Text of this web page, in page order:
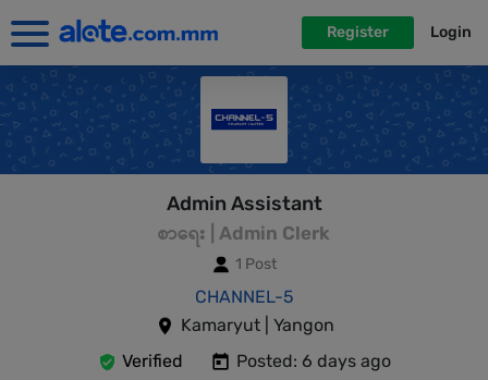
Register Login
Admin Assistant
စာရေး | Admin Clerk
1 Post
CHANNEL-5
Kamaryut | Yangon
Verified
Posted: 6 days ago